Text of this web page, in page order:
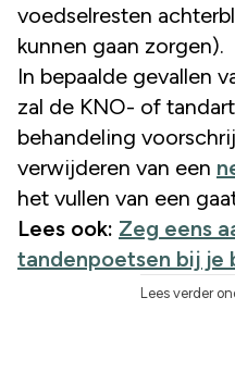
voedselresten
kunnen gaan zorgen).
In bepaalde gevallen
zal de KNO- of
behandeling
verwijderen van een
het vullen van een
Lees ook: Zeg eens
tandenpoetsen bij je
Lees verder